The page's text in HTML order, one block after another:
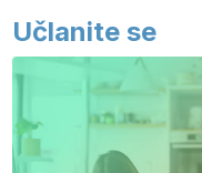
Učlanite se